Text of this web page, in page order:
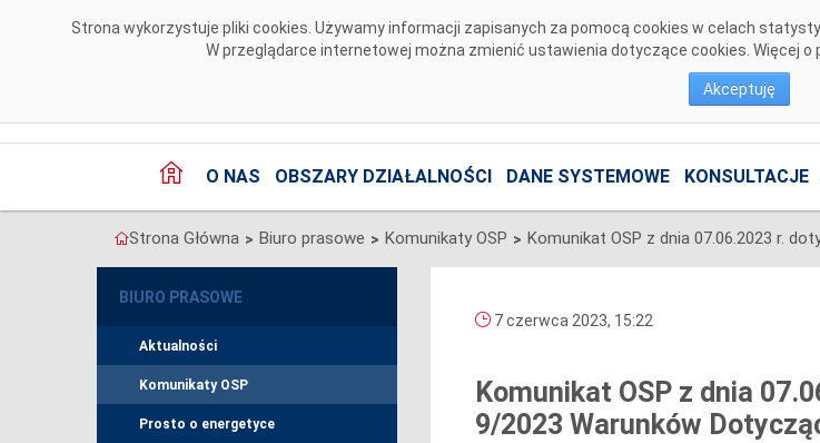
Strona wykorzystuje pliki cookies. Używamy informacji zapisanych za pomocą cookies w celach
W przeglądarce internetowej można zmienić ustawienia dotyczące cookies. Więcej
Akceptuję
O NAS OBSZARY DZIAŁALNOŚCI DANE SYSTEMOWE KONSULTACJE
Strona Główna > Biuro prasowe > Komunikaty OSP >
BIURO PRASOWE
Aktualności
Komunikaty OSP
Prosto o energetyce
7 czerwca 2023, 15:22
Komunikat OSP z dnia
9/2023 Warunków